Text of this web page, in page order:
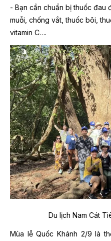
- Bạn cần chuẩn bị thuốc đau
muỗi, chống vắt, thuốc bôi,
vitamin C….
Du lịch Nam Cát
Mùa lễ Quốc Khánh 2/9 là